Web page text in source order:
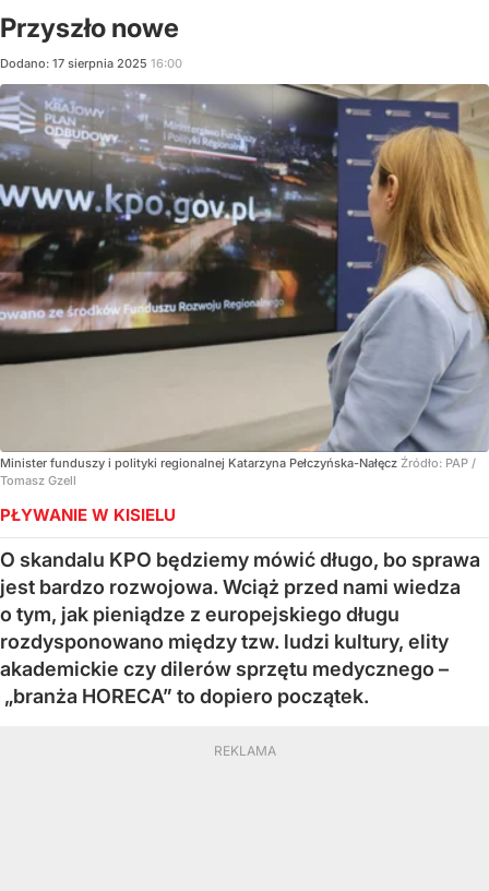
Przyszło nowe
Dodano: 17 sierpnia 2025 16:00
Minister funduszy i polityki regionalnej Katarzyna Pełczyńska-Nałęcz Źródło: PAP /
Tomasz Gzell
PŁYWANIE W KISIELU
O skandalu KPO będziemy mówić długo, bo sprawa
jest bardzo rozwojowa. Wciąż przed nami wiedza
o tym, jak pieniądze z europejskiego długu
rozdysponowano między tzw. ludzi kultury, elity
akademickie czy dilerów sprzętu medycznego –
„branża HORECA” to dopiero początek.